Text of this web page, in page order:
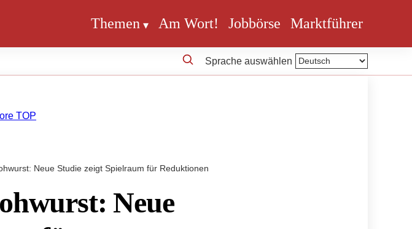
Themen Am Wort! Jobbörse Marktführer
Sprache auswählen
Neue Studie zeigt Spielraum für Reduktionen
Neue